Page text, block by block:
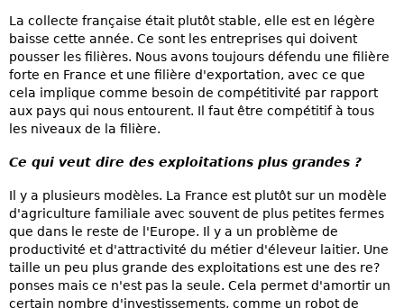
La collecte française était plutôt stable, elle est en légère
baisse cette année. Ce sont les entreprises qui doivent
pousser les filières. Nous avons toujours défendu une filière
forte en France et une filière d'exportation, avec ce que
cela implique comme besoin de compétitivité par rapport
aux pays qui nous entourent. Il faut être compétitif à tous
les niveaux de la filière.
Ce qui veut dire des exploitations plus grandes ?
Il y a plusieurs modèles. La France est plutôt sur un modèle
d'agriculture familiale avec souvent de plus petites fermes
que dans le reste de l'Europe. Il y a un problème de
productivité et d'attractivité du métier d'éleveur laitier. Une
taille un peu plus grande des exploitations est une des re?
ponses mais ce n'est pas la seule. Cela permet d'amortir un
certain nombre d'investissements, comme un robot de